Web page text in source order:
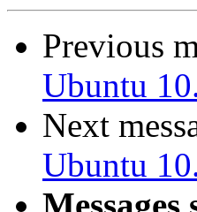
Previous
Ubuntu
Next
Ubuntu